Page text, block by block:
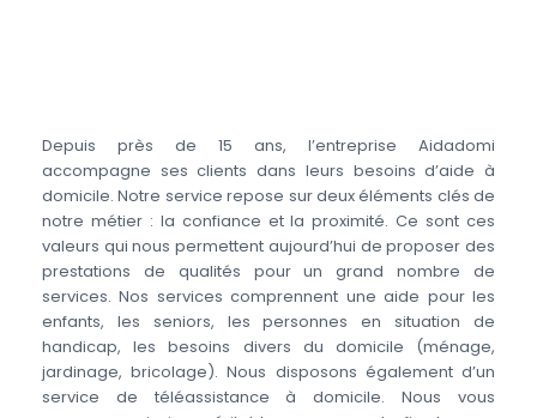
Depuis près de 15 ans, l’entreprise Aidadomi
accompagne ses clients dans leurs besoins d’aide à
domicile. Notre service repose sur deux éléments clés de
notre métier : la confiance et la proximité. Ce sont ces
valeurs qui nous permettent aujourd’hui de proposer des
prestations de qualités pour un grand nombre de
services. Nos services comprennent une aide pour les
enfants, les seniors, les personnes en situation de
handicap, les besoins divers du domicile (ménage,
jardinage, bricolage). Nous disposons également d’un
service de téléassistance à domicile. Nous vous